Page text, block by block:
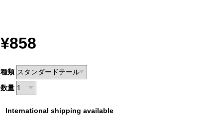
¥858
種類
数量
International shipping available